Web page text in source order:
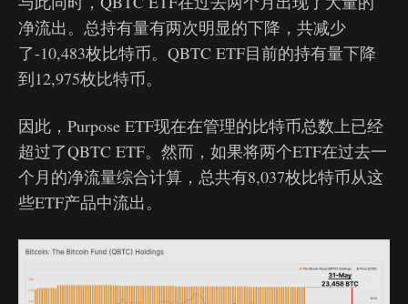
净流出。总持有量有两次明显的下降，共减少
了-10,483枚比特币。QBTC ETF目前的持有量下降
到12,975枚比特币。
因此，Purpose ETF现在在管理的比特币总数上已经
超过了QBTC ETF。然而，如果将两个ETF在过去一
个月的净流量综合计算，总共有8,037枚比特币从这
些ETF产品中流出。